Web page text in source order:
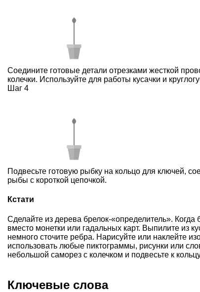
Соедините готовые детали отрезками жесткой
колечки. Используйте для работы кусачки и
Шаг 4
Подвесьте готовую рыбку на кольцо для ключей,
рыбы с короткой цепочкой.
Кстати
Сделайте из дерева брелок-«определитель».
вместо монетки или гадальных карт. Выпилите из
немного сточите ребра. Нарисуйте или наклейте
использовать любые пиктограммы, рисунки или
небольшой саморез с колечком и подвесьте к
Ключевые слова